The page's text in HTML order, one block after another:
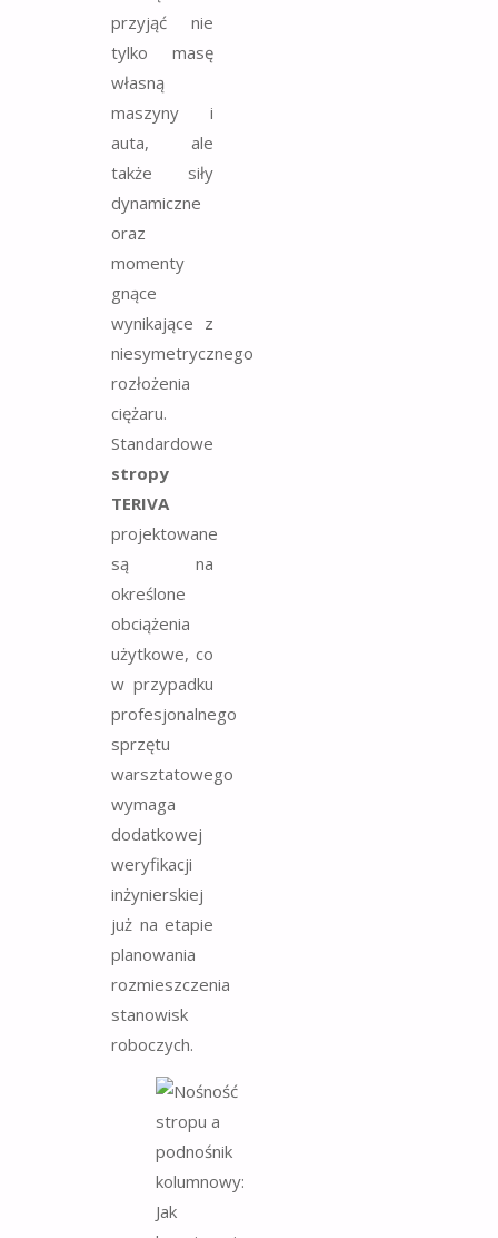
przyjąć nie
tylko masę
własną
maszyny i
auta, ale
także siły
dynamiczne
oraz
momenty
gnące
wynikające z
niesymetrycznego
rozłożenia
ciężaru.
Standardowe
stropy
TERIVA
projektowane
są na
określone
obciążenia
użytkowe, co
w przypadku
profesjonalnego
sprzętu
warsztatowego
wymaga
dodatkowej
weryfikacji
inżynierskiej
już na etapie
planowania
rozmieszczenia
stanowisk
roboczych.